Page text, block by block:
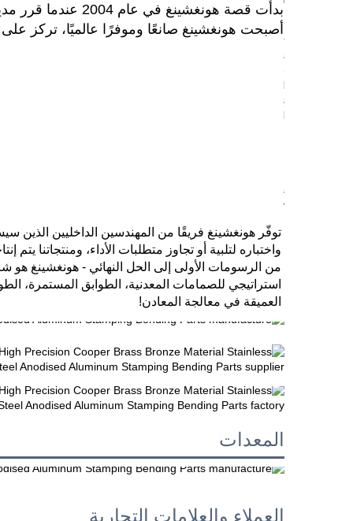
بدأت قصة
أصبحت هونغشينغ صانعًا وموفرًا عالميًا، تركز على
العميقة في معالجة المعادن!
المعدات
العملاء والعلامات التجارية